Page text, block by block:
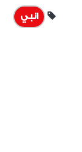
انبي